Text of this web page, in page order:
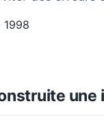
1998
une